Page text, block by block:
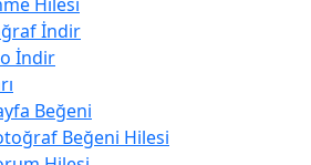
İndir
İndir
Beğeni
Beğeni Hilesi